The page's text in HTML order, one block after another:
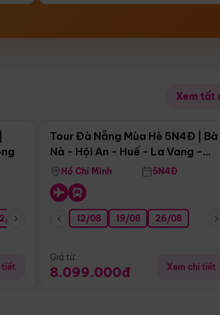
Xem tất
08 26/08 05/09 09/09 12/09
tiết
Điểm nổi bật
Tour Đà Nẵng Mùa Hè 5N4Đ | Bà
Nà - Hội An - Huế - La Vang -
Động Thiên Đường
Hồ Chí Minh 5N4Đ
12/08 19/08 26/08
Giá từ:
8.099.000đ Xem chi tiết